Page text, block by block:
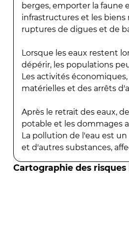
berges, emporter la faune
infrastructures et les biens
ruptures de digues et de
Lorsque les eaux restent
dépérir, les populations
Les activités
matérielles et des arrêts
Après le retrait des eaux,
potable et les dommages
La pollution de l'eau est
et d'autres substances,
Cartographie des